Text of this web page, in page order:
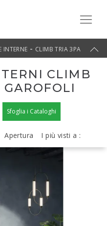
INTERNE - CLIMB TRIA 3PA
CLIMB
Sfoglia i Cataloghi
Apertura I più visti a :